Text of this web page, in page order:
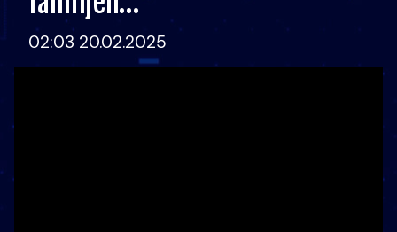
02:03 20.02.2025